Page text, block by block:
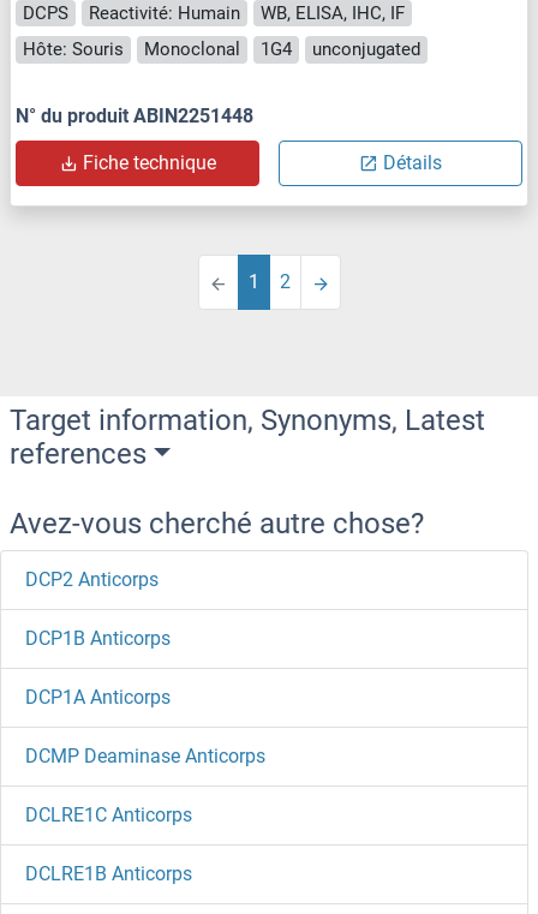
DCPS Reactivité: Humain
WB, ELISA, IHC, IF
Hôte: Souris
Monoclonal 1G4 unconjugated
N° du produit ABIN2251448
Fiche technique Détails
1 2
Target information, Synonyms, Latest
references
Avez-vous cherché autre chose?
DCP2 Anticorps
DCP1B Anticorps
DCP1A Anticorps
DCMP Deaminase Anticorps
DCLRE1C Anticorps
DCLRE1B Anticorps